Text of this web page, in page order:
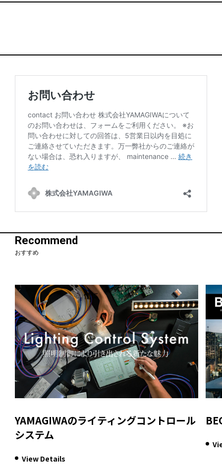
Recommend
おすすめ
YAMAGIWAのライティングコントロール
システム
View Details